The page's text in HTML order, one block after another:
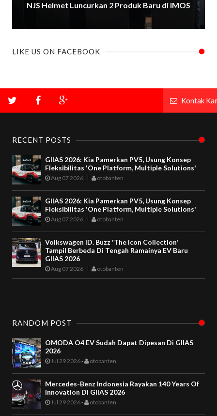
NJS Helmet Luncurkan 2 Produk Baru di IMOS
LIKE US ON FACEBOOK
Kontak
RECENT POSTS
GIIAS 2026: Kia Pamerkan PV5, Usung Konsep
Fleksibilitas 'One Platform, Multiple Solutions'
Aug 07 2026 otobanten
GIIAS 2026: Kia Pamerkan PV5, Usung Konsep
Fleksibilitas 'One Platform, Multiple Solutions'
Aug 07 2026 otobanten
Volkswagen ID. Buzz 'The Icon Collection'
Tampil Berbeda Di Tengah Ramainya EV Baru
GIIAS 2026
Aug 07 2026 otobanten
RANDOM POST
OMODA O4 EV Sudah Dapat Dipesan Di GIIAS
2026
Jul 29 2026- otobanten
Mercedes-Benz Indonesia Rayakan 140 Years Of
Innovation Di GIIAS 2026
Jul 29 2026- otobanten